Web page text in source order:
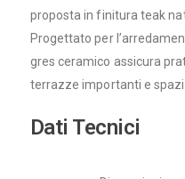
immagini
proposta in finitura teak
Progettato per
gres ceramico assicura
terrazze importanti e spazi
Dati Tecnici